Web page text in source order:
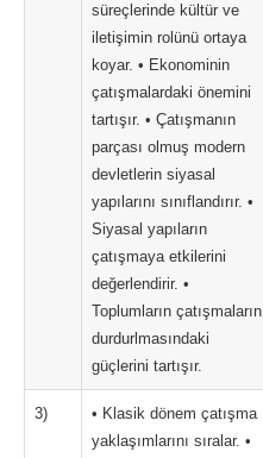
süreçlerinde kültür ve
iletişimin rolünü ortaya
koyar. • Ekonominin
çatışmalardaki önemini
tartışır. • Çatışmanın
parçası olmuş modern
devletlerin siyasal
yapılarını sınıflandırır. •
Siyasal yapıların
çatışmaya etkilerini
değerlendirir. •
Toplumların çatışmaların
durdurlmasındaki
güçlerini tartışır.
3)
• Klasik dönem çatışma
yaklaşımlarını sıralar. •